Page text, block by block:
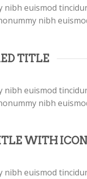
euismod
nibh
TITLE
euismod
nibh
WITH ICON
euismod